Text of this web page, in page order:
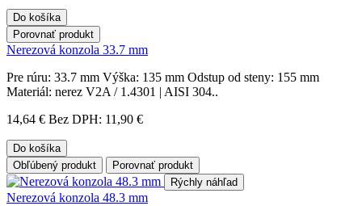
Do košíka
Porovnať produkt
Nerezová konzola 33.7 mm
Pre rúru: 33.7 mm Výška: 135 mm Odstup od steny: 155 mm
Materiál: nerez V2A / 1.4301 | AISI 304..
14,64 € Bez DPH: 11,90 €
Do košíka
Obľúbený produkt
Porovnať produkt
Rýchly náhľad
Nerezová konzola 48.3 mm